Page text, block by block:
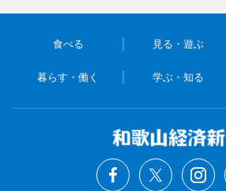
食べる 見る・遊ぶ
暮らす・働く 学ぶ・知る